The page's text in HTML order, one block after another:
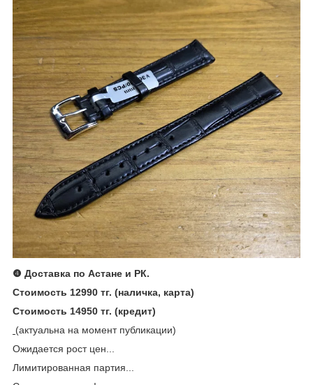
❹ Доставка по Астане и РК.
Стоимость 12990 тг. (наличка, карта)
Стоимость 14950 тг. (кредит)
(актуальна на момент публикации)
Ожидается рост цен...
Лимитированная партия...